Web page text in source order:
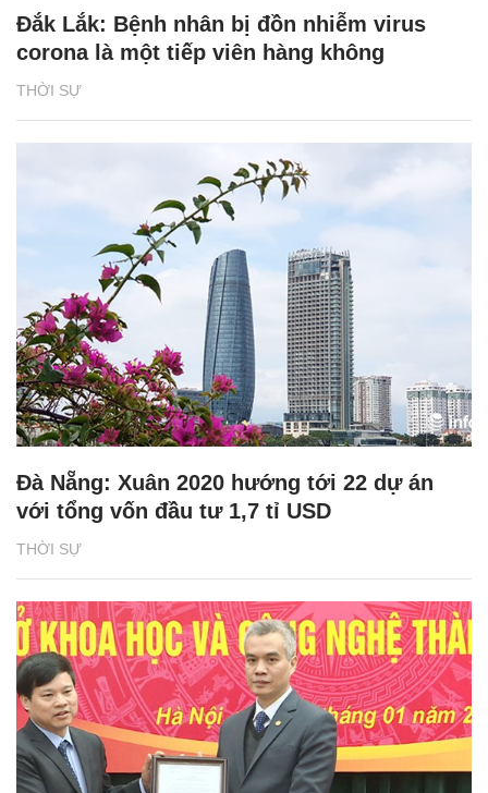
THỜI SỰ
Đắk Lắk: Bệnh nhân bị đồn nhiễm virus
corona là một tiếp viên hàng không
THỜI SỰ
Đà Nẵng: Xuân 2020 hướng tới 22 dự án
với tổng vốn đầu tư 1,7 tỉ USD